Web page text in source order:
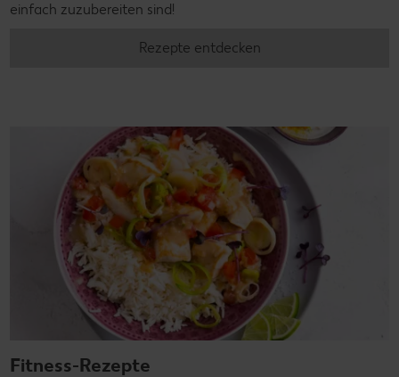
einfach zuzubereiten sind!
Rezepte entdecken
Fitness-Rezepte